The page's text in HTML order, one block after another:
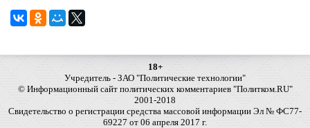
18+
Учредитель - ЗАО "Политические технологии"
© Информационный сайт политических комментариев "Политком.RU"
2001-2018
Свидетельство о регистрации средства массовой информации Эл № ФС77-
69227 от 06 апреля 2017 г.